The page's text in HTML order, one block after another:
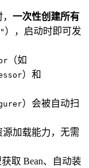
一次性创建所有
），启动时即可发
（如
）和
）会被自动扫
源加载能力，无需
取 Bean、自动装